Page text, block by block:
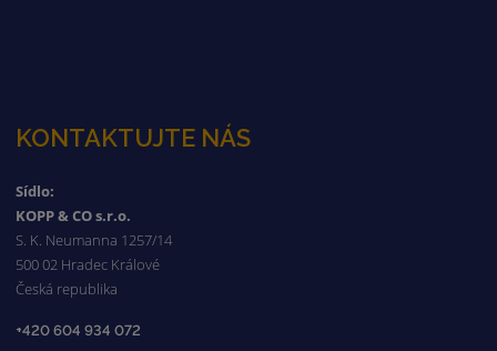
KONTAKTUJTE NÁS
Sídlo:
KOPP & CO s.r.o.
S. K. Neumanna 1257/14
500 02 Hradec Králové
Česká republika
+420 604 934 072